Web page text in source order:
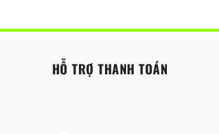
HỖ TRỢ THANH TOÁN